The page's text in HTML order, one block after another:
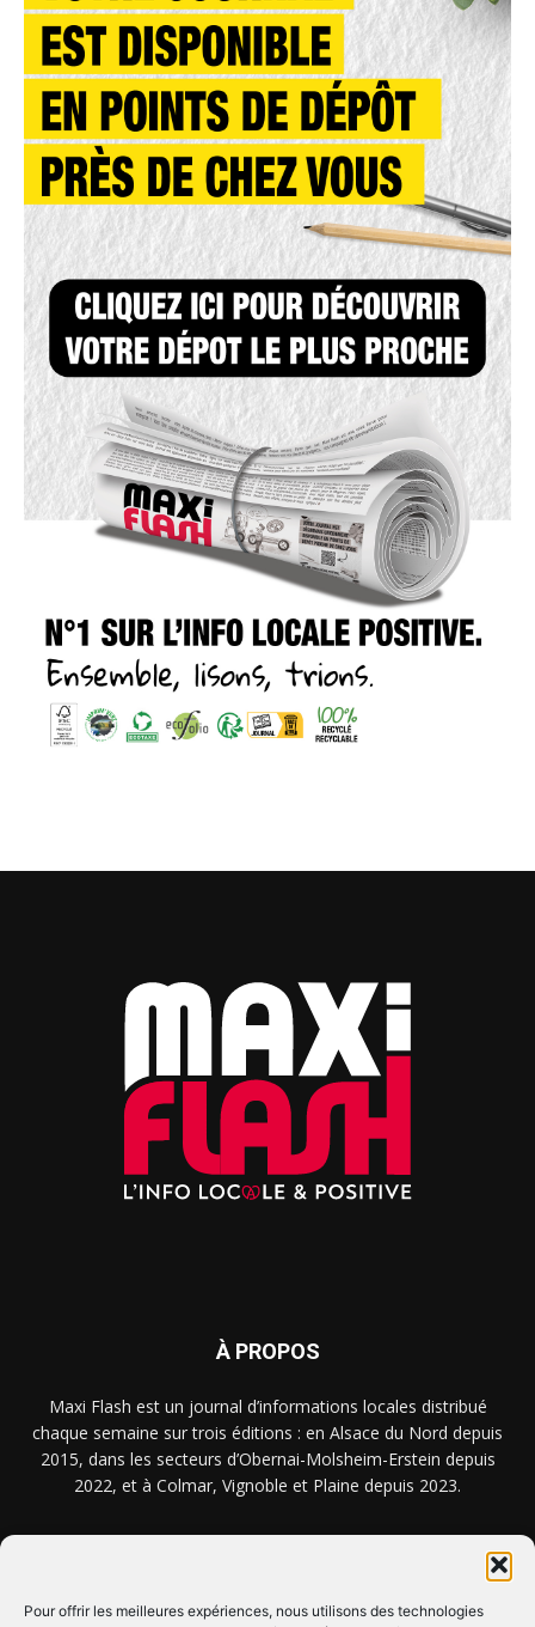
Pour offrir les meilleures expériences, nous utilisons des technologies
À PROPOS
Maxi Flash est un journal d’informations locales distribué
chaque semaine sur trois éditions : en Alsace du Nord depuis
2015, dans les secteurs d’Obernai-Molsheim-Erstein depuis
2022, et à Colmar, Vignoble et Plaine depuis 2023.